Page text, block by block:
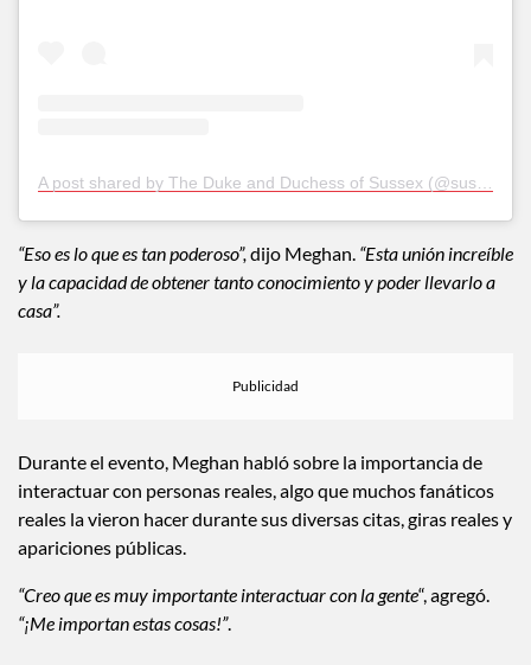
“Eso es lo que es tan poderoso”,dijo Meghan.“Esta unión increíble
y la capacidad de obtener tanto conocimiento y poder llevarlo a
Durante el evento, Meghan habló sobre la importancia de
interactuar con personas reales, algo que muchos fanáticos
reales la vieron hacer durante sus diversas citas, giras reales y
“Creo que es muy importante interactuar con la gente